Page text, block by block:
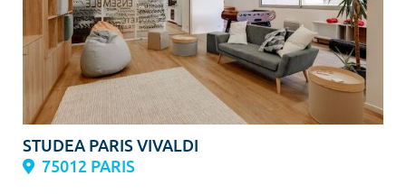
STUDEA PARIS VIVALDI
75012 PARIS